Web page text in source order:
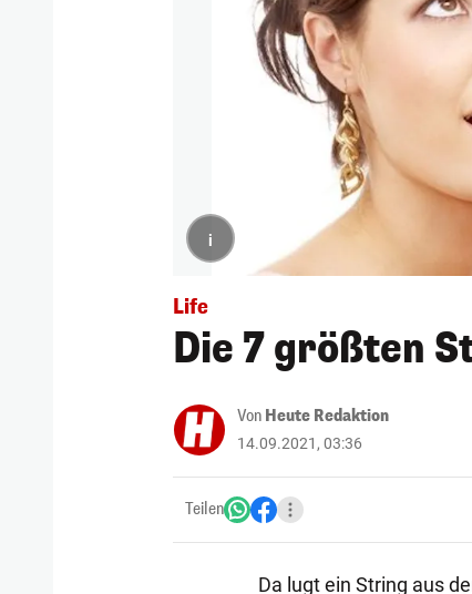
i
Life
Die 7 größten
Von Heute Redaktion
14.09.2021, 03:36
Teilen
Da lugt ein String aus